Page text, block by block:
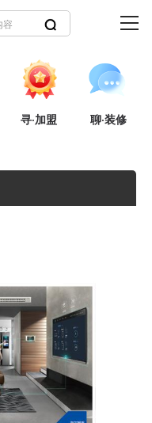
寻·加盟 聊·装修